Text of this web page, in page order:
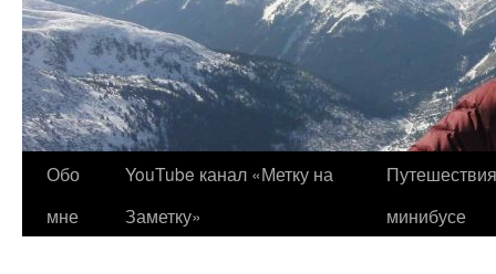
Обо
мне
YouTube канал «Метку на
Заметку»
минибусе